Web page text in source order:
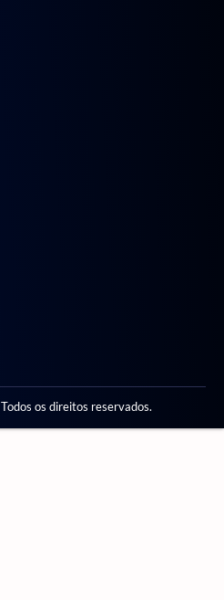
os direitos reservados.